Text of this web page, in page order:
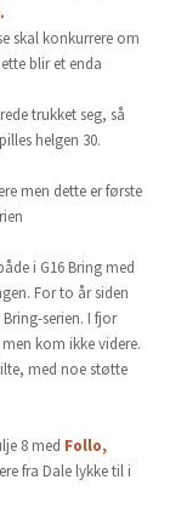
skal konkurrere om
blir et enda
trukket seg, så
helgen 30.
men dette er første
i G16 Bring med
For to år siden
serien. I fjor
kom ikke videre.
med noe støtte
8 med Follo,
fra Dale lykke til i